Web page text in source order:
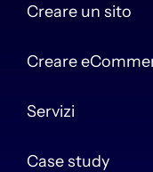
Creare un sito
Creare
Servizi
Case study